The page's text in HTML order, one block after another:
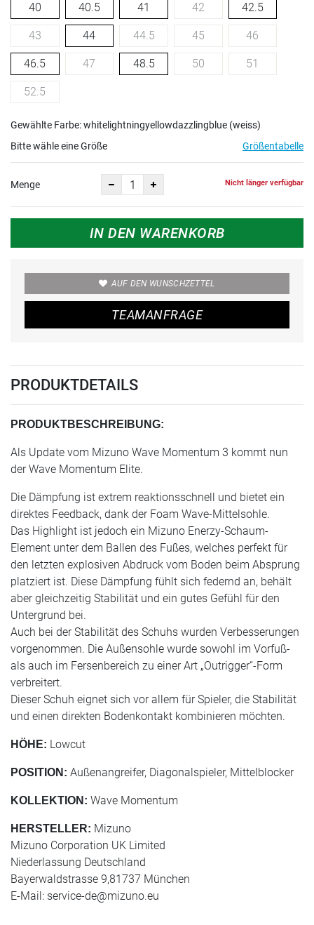
40 40.5 41 42 42.5
43 44 44.5 45 46
46.5 47 48.5 50 51
52.5
Gewählte Farbe: whitelightningyellowdazzlingblue (weiss)
Bitte wähle eine Größe
Größentabelle
Menge Nicht länger verfügbar
IN DEN WARENKORB
AUF DEN WUNSCHZETTEL
TEAMANFRAGE
PRODUKTDETAILS
PRODUKTBESCHREIBUNG:
Als Update vom Mizuno Wave Momentum 3 kommt nun
der Wave Momentum Elite.
Die Dämpfung ist extrem reaktionsschnell und bietet ein
direktes Feedback, dank der Foam Wave-Mittelsohle.
Das Highlight ist jedoch ein Mizuno Enerzy-Schaum-
Element unter dem Ballen des Fußes, welches perfekt für
den letzten explosiven Abdruck vom Boden beim Absprung
platziert ist. Diese Dämpfung fühlt sich federnd an, behält
aber gleichzeitig Stabilität und ein gutes Gefühl für den
Untergrund bei.
Auch bei der Stabilität des Schuhs wurden Verbesserungen
vorgenommen. Die Außensohle wurde sowohl im Vorfuß-
als auch im Fersenbereich zu einer Art „Outrigger“-Form
verbreitert.
Dieser Schuh eignet sich vor allem für Spieler, die Stabilität
und einen direkten Bodenkontakt kombinieren möchten.
HÖHE: Lowcut
POSITION: Außenangreifer, Diagonalspieler, Mittelblocker
KOLLEKTION: Wave Momentum
HERSTELLER: Mizuno
Mizuno Corporation UK Limited
Niederlassung Deutschland
Bayerwaldstrasse 9,81737 München
E-Mail: service-de@mizuno.eu